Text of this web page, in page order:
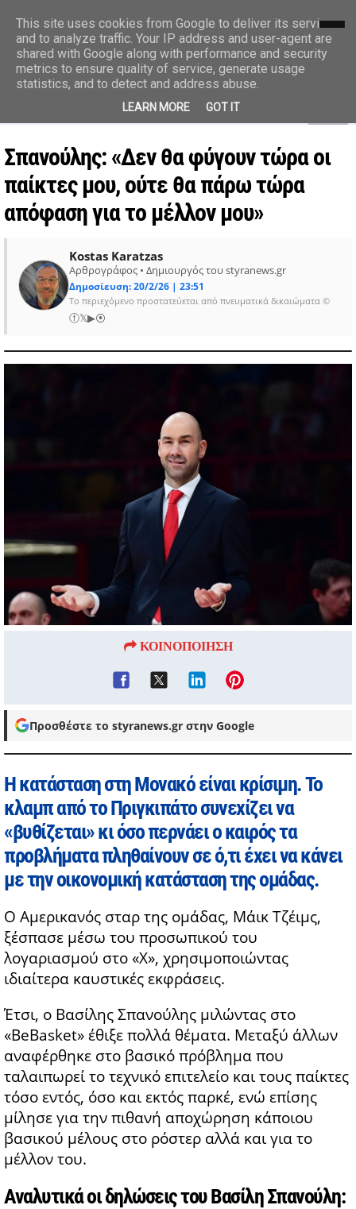
styranews.gr
Ειδήσεις-Γεγονότα-Επικαιρότητα
Σπανούλης: «Δεν θα φύγουν τώρα οι
παίκτες μου, ούτε θα πάρω τώρα
απόφαση για το μέλλον μου»
Kostas Karatzas
Αρθρογράφος • Δημιουργός του styranews.gr
Δημοσίευση: 20/2/26 | 23:51
Το περιεχόμενο προστατεύεται από πνευματικά δικαιώματα ©
ⓕ𝕏▶⦿
ΚΟΙΝΟΠΟΙΗΣΗ
Προσθέστε το styranews.gr στην Google
Η κατάσταση στη Μονακό είναι κρίσιμη. Το
κλαμπ από το Πριγκιπάτο συνεχίζει να
«βυθίζεται» κι όσο περνάει ο καιρός τα
προβλήματα πληθαίνουν σε ό,τι έχει να κάνει
με την οικονομική κατάσταση της ομάδας.
Ο Αμερικανός σταρ της ομάδας, Μάικ Τζέιμς,
ξέσπασε μέσω του προσωπικού του
λογαριασμού στο «Χ», χρησιμοποιώντας
ιδιαίτερα καυστικές εκφράσεις.
Έτσι, ο Βασίλης Σπανούλης μιλώντας στο
«BeBasket» έθιξε πολλά θέματα. Μεταξύ άλλων
αναφέρθηκε στο βασικό πρόβλημα που
ταλαιπωρεί το τεχνικό επιτελείο και τους παίκτες
τόσο εντός, όσο και εκτός παρκέ, ενώ επίσης
μίλησε για την πιθανή αποχώρηση κάποιου
βασικού μέλους στο ρόστερ αλλά και για το
μέλλον του.
Αναλυτικά οι δηλώσεις του Βασίλη Σπανούλη:
This site uses cookies from Google to deliver its services
and to analyze traffic. Your IP address and user-agent are
shared with Google along with performance and security
metrics to ensure quality of service, generate usage
statistics, and to detect and address abuse.
LEARN MORE GOT IT